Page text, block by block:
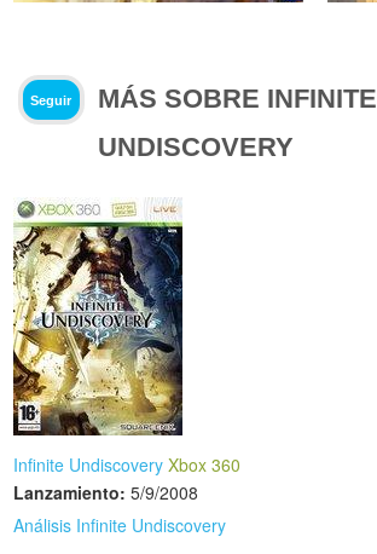
Seguir
MÁS SOBRE INFINITE
UNDISCOVERY
Infinite Undiscovery Xbox 360
Lanzamiento: 5/9/2008
Análisis Infinite Undiscovery